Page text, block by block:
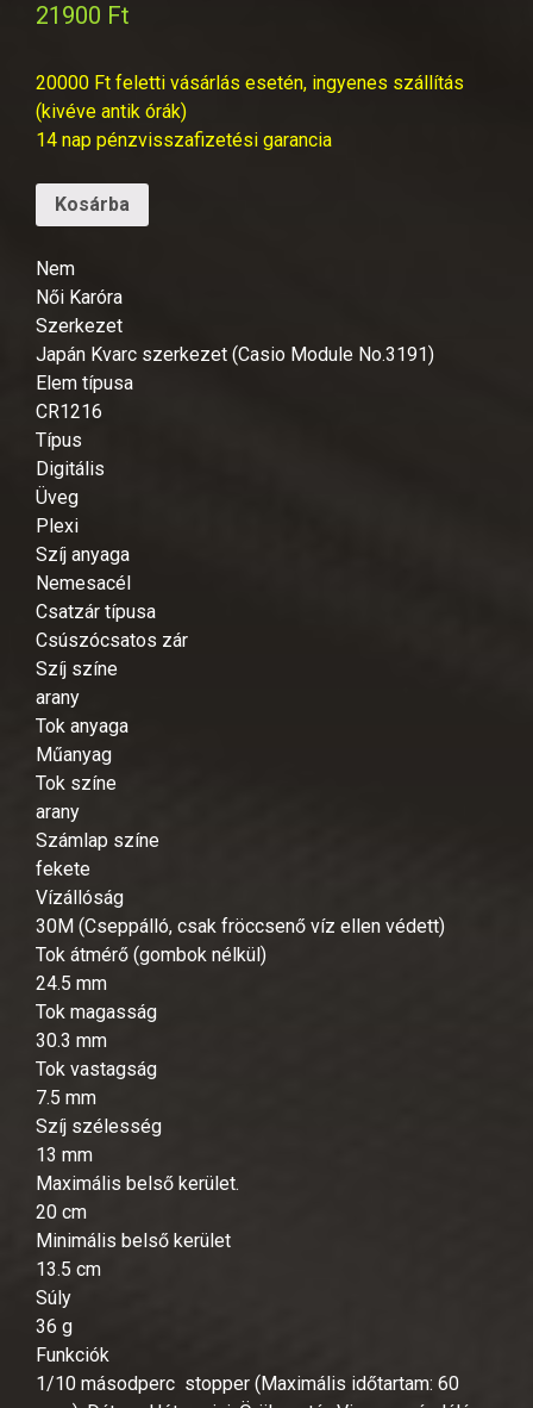
21900 Ft
20000 Ft feletti vásárlás esetén, ingyenes szállítás
(kivéve antik órák)
14 nap pénzvisszafizetési garancia
Kosárba
Nem
Női Karóra
Szerkezet
Japán Kvarc szerkezet (Casio Module No.3191)
Elem típusa
CR1216
Típus
Digitális
Üveg
Plexi
Szíj anyaga
Nemesacél
Csatzár típusa
Csúszócsatos zár
Szíj színe
arany
Tok anyaga
Műanyag
Tok színe
arany
Számlap színe
fekete
Vízállóság
30M (Cseppálló, csak fröccsenő víz ellen védett)
Tok átmérő (gombok nélkül)
24.5 mm
Tok magasság
30.3 mm
Tok vastagság
7.5 mm
Szíj szélesség
13 mm
Maximális belső kerület.
20 cm
Minimális belső kerület
13.5 cm
Súly
36 g
Funkciók
1/10 másodperc stopper (Maximális időtartam: 60